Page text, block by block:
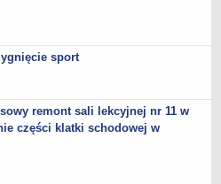
sport
remont sali lekcyjnej nr 11 w
części klatki schodowej w